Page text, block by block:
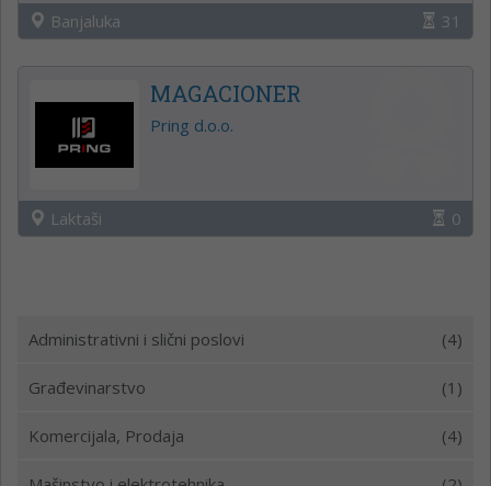
Banjaluka 31
MAGACIONER
Pring d.o.o.
Laktaši 0
Administrativni i slični poslovi (4)
Građevinarstvo (1)
Komercijala, Prodaja (4)